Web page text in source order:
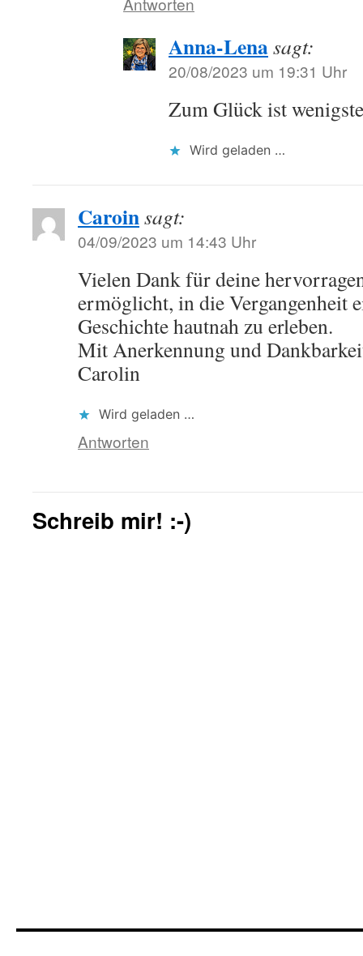
Anna-Lenasagt:
20/08/2023 um 19:31 Uhr
Zum Glück ist
Wird geladen …
Caroinsagt:
04/09/2023 um 14:43 Uhr
Vielen Dank für deine
ermöglicht, in die Vergangenheit
Geschichte hautnah zu erleben.
Mit Anerkennung und
Carolin
Wird geladen …
Antworten
Schreib mir! :-)